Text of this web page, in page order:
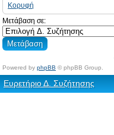
Κορυφή
Μετάβαση σε:
Powered by phpBB © phpBB Group.
Ευρετήριο Δ. Συζήτησης